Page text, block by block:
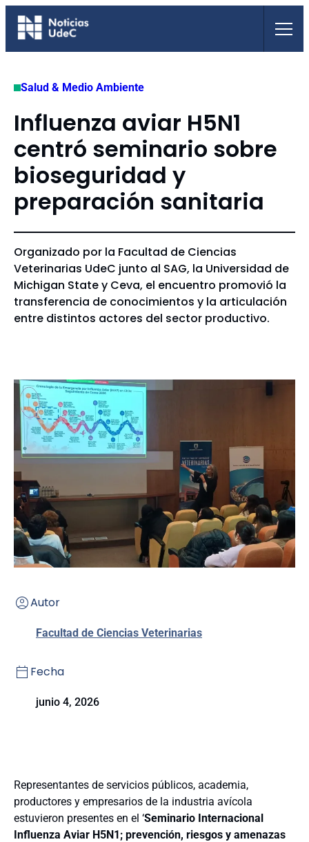
Saltar
Salud & Medio Ambiente
Influenza aviar H5N1
centró seminario sobre
bioseguridad y
preparación sanitaria
Organizado por la Facultad de Ciencias
Veterinarias UdeC junto al SAG, la Universidad de
Michigan State y Ceva, el encuentro promovió la
transferencia de conocimientos y la articulación
entre distintos actores del sector productivo.
Autor
Facultad de Ciencias Veterinarias
Fecha
junio 4, 2026
Representantes de servicios públicos, academia,
productores y empresarios de la industria avícola
estuvieron presentes en el ‘Seminario Internacional
Influenza Aviar H5N1; prevención, riesgos y amenazas